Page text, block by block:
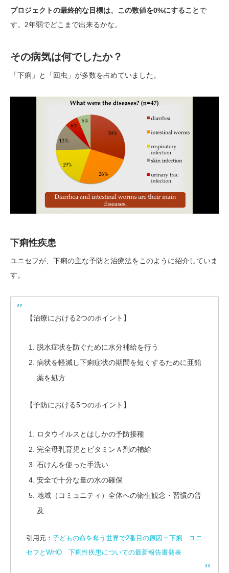
プロジェクトの最終的な目標は、この数値を0%にすることで
す。2年弱でどこまで出来るかな。
その病気は何でしたか？
「下痢」と「回虫」が多数を占めていました。
下痢性疾患
ユニセフが、下痢の主な予防と治療法をこのように紹介していま
す。
【治療における2つのポイント】
脱水症状を防ぐために水分補給を行う
病状を軽減し下痢症状の期間を短くするために亜鉛
薬を処方
【予防における5つのポイント】
ロタウイルスとはしかの予防接種
完全母乳育児とビタミンＡ剤の補給
石けんを使った手洗い
安全で十分な量の水の確保
地域（コミュニティ）全体への衛生観念・習慣の普
及
引用元： 子どもの命を奪う世界で2番目の原因＝下痢 ユニ
セフとWHO 下痢性疾患についての最新報告書発表